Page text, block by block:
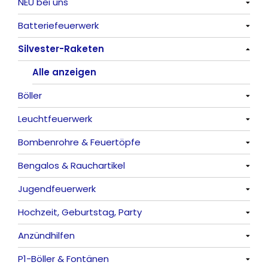
Alle anzeigen
Batteriefeuerwerk
Alle anzeigen
Silvester-Raketen
Alle anzeigen
Böller
Alle anzeigen
China-Böller
Knaller / Kanonenschläge
Reibkopfknaller
Frösche, Pfeiffer
Leuchtfeuerwerk
Alle anzeigen
Vulkane
Fontänen
Sonnen
Feuervögel
Römische Lichter
Bombenrohre & Feuertöpfe
Alle anzeigen
Mit Rumms
Bezaubernde Effekte
Bengalos & Rauchartikel
Alle anzeigen
Bengalos
Rauchartikel
Jugendfeuerwerk
Alle anzeigen
Hochzeit, Geburtstag, Party
Alle anzeigen
Feuerschriften
Anzündhilfen
Alle anzeigen
P1-Böller & Fontänen